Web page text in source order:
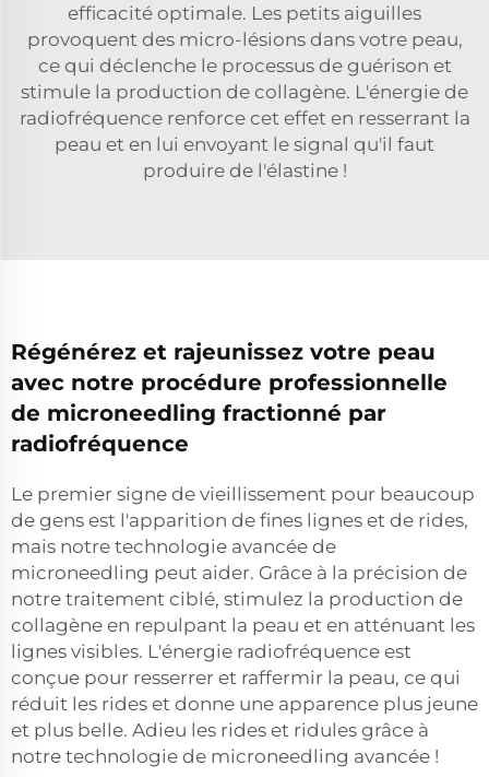
efficacité optimale. Les petits aiguilles
provoquent des micro-lésions dans votre peau,
ce qui déclenche le processus de guérison et
stimule la production de collagène. L'énergie de
radiofréquence renforce cet effet en resserrant la
peau et en lui envoyant le signal qu'il faut
produire de l'élastine !
Régénérez et rajeunissez votre peau
avec notre procédure professionnelle
de microneedling fractionné par
radiofréquence
Le premier signe de vieillissement pour beaucoup
de gens est l'apparition de fines lignes et de rides,
mais notre technologie avancée de
microneedling peut aider. Grâce à la précision de
notre traitement ciblé, stimulez la production de
collagène en repulpant la peau et en atténuant les
lignes visibles. L'énergie radiofréquence est
conçue pour resserrer et raffermir la peau, ce qui
réduit les rides et donne une apparence plus jeune
et plus belle. Adieu les rides et ridules grâce à
notre technologie de microneedling avancée !